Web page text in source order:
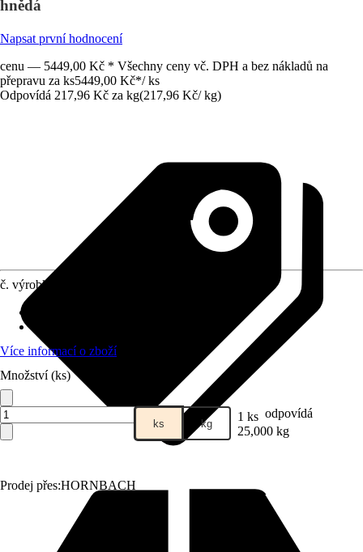
hnědá
Napsat první hodnocení
cenu — 5449,00 Kč * Všechny ceny vč. DPH a bez nákladů na
přepravu za ks5449,00 Kč*/ ks
Odpovídá 217,96 Kč za kg(217,96 Kč/ kg)
Prodej přes:HORNBACH
č. výrobku
Více informací o zboží
Množství (ks)
ks kg 1 ks odpovídá
25,000 kg